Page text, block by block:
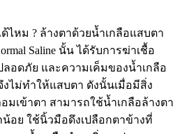
ม ? ล้างตาด้วยน้ำเกลือแสบตา
Saline นั้น ได้รับการฆ่าเชื้อ
อดภัย และความเค็มของน้ำเกลือ
งไม่ทำให้แสบตา ดังนั้นเมื่อมีสิ่ง
เข้าตา สามารถใช้น้ำเกลือล้างตา
อย ใช้นิ้วมือดึงเปลือกตาข้างที่